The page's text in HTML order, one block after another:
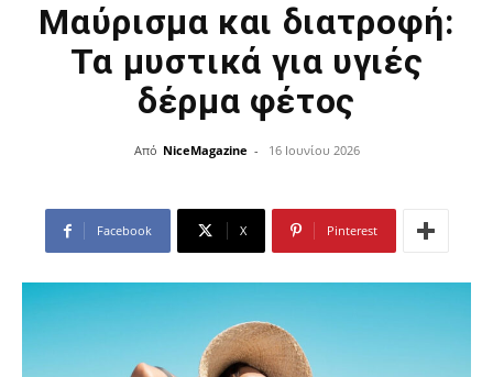
Μαύρισμα και διατροφή:
Τα μυστικά για υγιές
δέρμα φέτος
Από NiceMagazine - 16 Ιουνίου 2026
Facebook X Pinterest